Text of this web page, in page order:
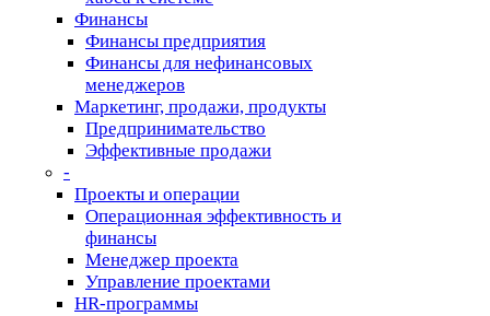
Финансы
Финансы предприятия
Финансы для нефинансовых
менеджеров
Маркетинг, продажи, продукты
Предпринимательство
Эффективные продажи
-
Проекты и операции
Операционная эффективность и
финансы
Менеджер проекта
Управление проектами
HR-программы